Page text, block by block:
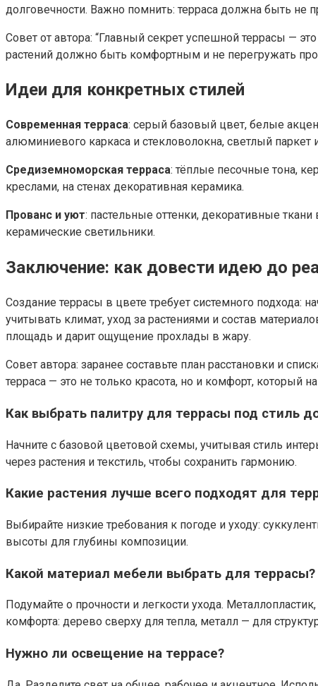
долговечности. Важно помнить: терраса должна быть не
Совет от автора: “Главный секрет успешной террасы —
растений должно быть комфортным и не перегружать
Идеи для конкретных стилей
Современная терраса: серый базовый цвет, белые
алюминиевого каркаса и стекловолокна, светлый паркет
Средиземноморская терраса: тёплые песочные тона,
креслами, на стенах декоративная керамика.
Прованс и уют: пастельные оттенки, декоративные
керамические светильники.
Заключение: как довести идею до
Создание террасы в цвете требует системного подхода:
учитывать климат, уход за растениями и состав
площадь и дарит ощущение прохлады в жару.
Совет автора: заранее составьте план расстановки и
терраса — это не только красота, но и комфорт, который
Как выбрать палитру для террасы под стиль
Начните с базовой цветовой схемы, учитывая стиль
через растения и текстиль, чтобы сохранить гармонию.
Какие растения лучше всего подходят для
Выбирайте низкие требования к погоде и уходу:
высоты для глубины композиции.
Какой материал мебели выбрать для террасы?
Подумайте о прочности и легкости ухода.
комфорта: дерево сверху для тепла, металл — для
Нужно ли освещение на террасе?